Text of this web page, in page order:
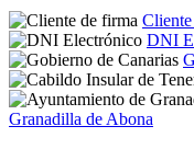
DNI
Granadilla de Abona